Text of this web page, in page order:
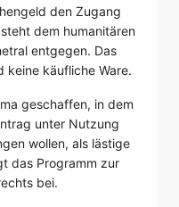
den Zugang
dem humanitären
entgegen. Das
keine käufliche Ware.
geschaffen, in dem
unter Nutzung
wollen, als lästige
das Programm zur
bei.